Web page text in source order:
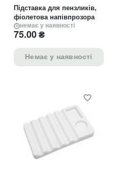
немає у наявності
Підставка для пензликів,
фіолетова напівпрозора
75.00₴
Немає у наявності